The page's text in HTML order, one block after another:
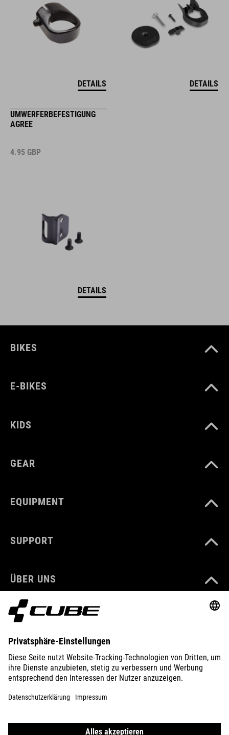
DETAILS DETAILS
UMWERFERBEFESTIGUNG
AGREE
4.95 GBP
DETAILS
BIKES
E-BIKES
KIDS
GEAR
EQUIPMENT
SUPPORT
ÜBER UNS
ENTDECKEN
DATENSCHUTZ